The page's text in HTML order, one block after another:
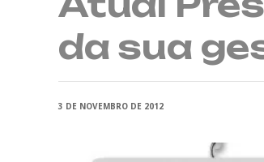
da sua
3 DE NOVEMBRO DE 2012